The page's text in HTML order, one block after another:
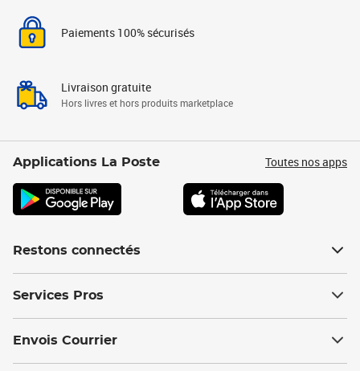
Paiements 100% sécurisés
Livraison gratuite
Hors livres et hors produits marketplace
Applications La Poste Toutes nos apps
Restons connectés
Services Pros
Envois Courrier